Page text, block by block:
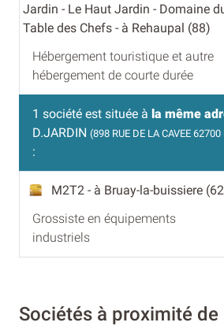
Jardin - Le Haut Jardin - Domaine
Table des Chefs - à Rehaupal (88)
Hébergement touristique et autre
hébergement de courte durée
1 société est située à la même
D.JARDIN (898 RUE DE LA CAVEE
:
M2T2 - à Bruay-la-buissiere
Grossiste en équipements
industriels
Sociétés à proximité de